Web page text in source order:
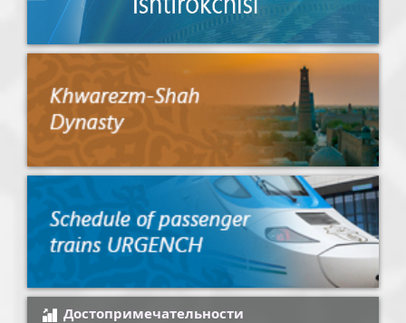
Достопримечательности